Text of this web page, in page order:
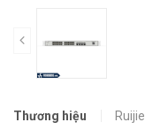
Thương hiệu
Ruijie